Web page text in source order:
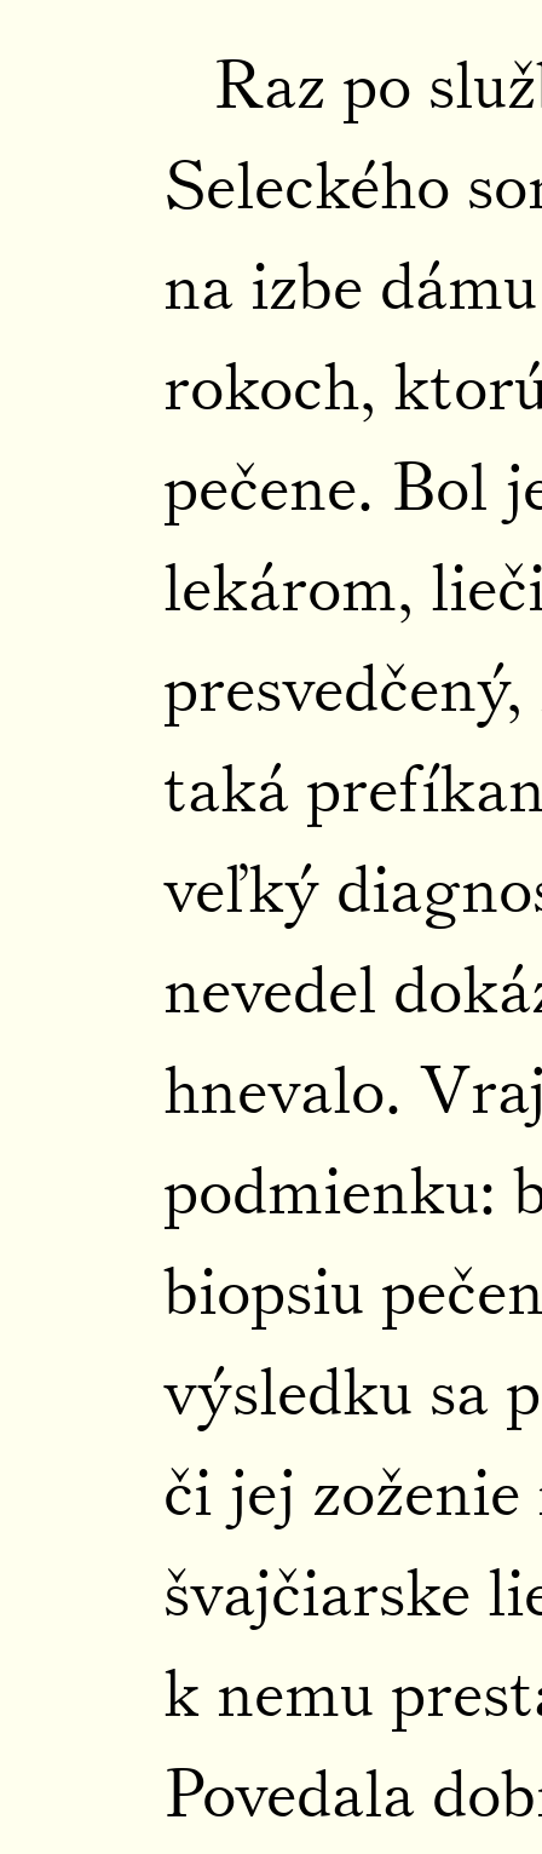
Raz po
Seleckého
na izbe
rokoch,
pečene. Bol
lekárom,
taká
veľký
nevedel
hnevalo.
podmienku:
biopsiu
výsledku sa
či jej
švajčiarske
k nemu
Povedala